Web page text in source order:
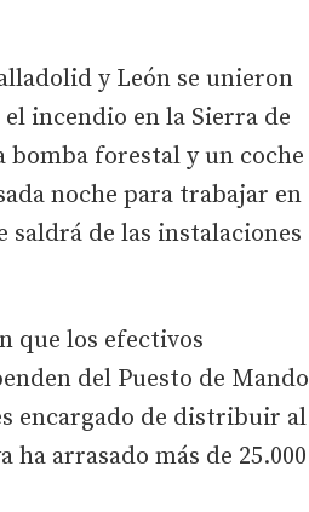
y León se unieron
incendio en la Sierra de
bomba forestal y un coche
noche para trabajar en
de las instalaciones
que los efectivos
del Puesto de Mando
encargado de distribuir al
ha arrasado más de 25.000